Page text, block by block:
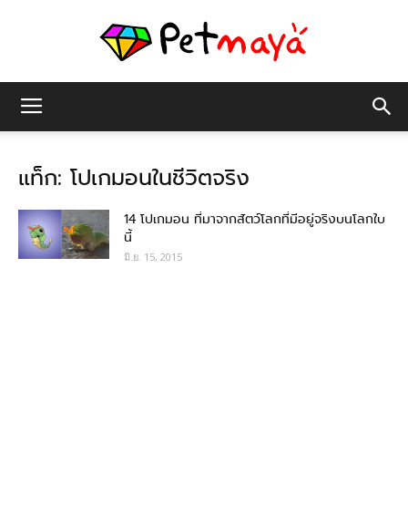
มายา
แท็ก: โปเกมอนในชีวิตจริง
14 โปเกมอน ที่มาจากสัตว์โลกที่มีอยู่จริงบนโลกใบ
นี้
มิ.ย. 15, 2015